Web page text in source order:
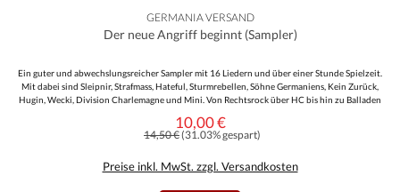
GERMANIA VERSAND
Der neue Angriff beginnt (Sampler)
Ein guter und abwechslungsreicher Sampler mit 16 Liedern und über einer Stunde Spielzeit.
Mit dabei sind Sleipnir, Strafmass, Hateful, Sturmrebellen, Söhne Germaniens, Kein Zurück,
Hugin, Wecki, Division Charlemagne und Mini. Von Rechtsrock über HC bis hin zu Balladen
Verkaufspreis:
10,00 €
Regulärer Preis:
14,50 €(31.03% gespart)
Preise inkl. MwSt. zzgl. Versandkosten